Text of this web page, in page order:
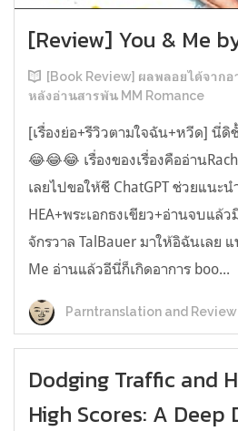
[Review] You & Me
[Book Review] ผลพลอยได้จาก
หลังอ่านสารพัน MM Romance
[เรื่องย่อ+รีวิวตามใจฉัน+หวีด] นี่
😂😂😂 เรื่องของเรื่องคืออ่าน
เลยไปขอให้ชี ChatGPT ช่วยแนะ
HEA+พระเอกธงเขียว+อ่านจบแล้
จักรวาล TalBauer มาให้อิฉันเลย
Me อ่านแล้วอีนี่ก็เกิดอาการ boo...
Parntranslation and Review
Dodging Traffic and
High Scores: A Deep